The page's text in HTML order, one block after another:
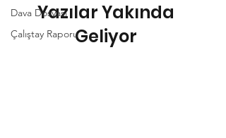
Dava Dosyası
Çalıştay Raporu
Yazılar Yakında
Geliyor